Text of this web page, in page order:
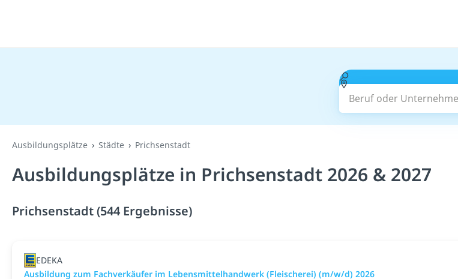
Beruf oder Unternehmen
Ausbildungsplätze Städte Prichsenstadt
Ausbildungsplätze in Prichsenstadt 2026 & 2027
Prichsenstadt (544 Ergebnisse)
EDEKA
Ausbildung zum Fachverkäufer im Lebensmittelhandwerk (Fleischerei) (m/w/d) 2026